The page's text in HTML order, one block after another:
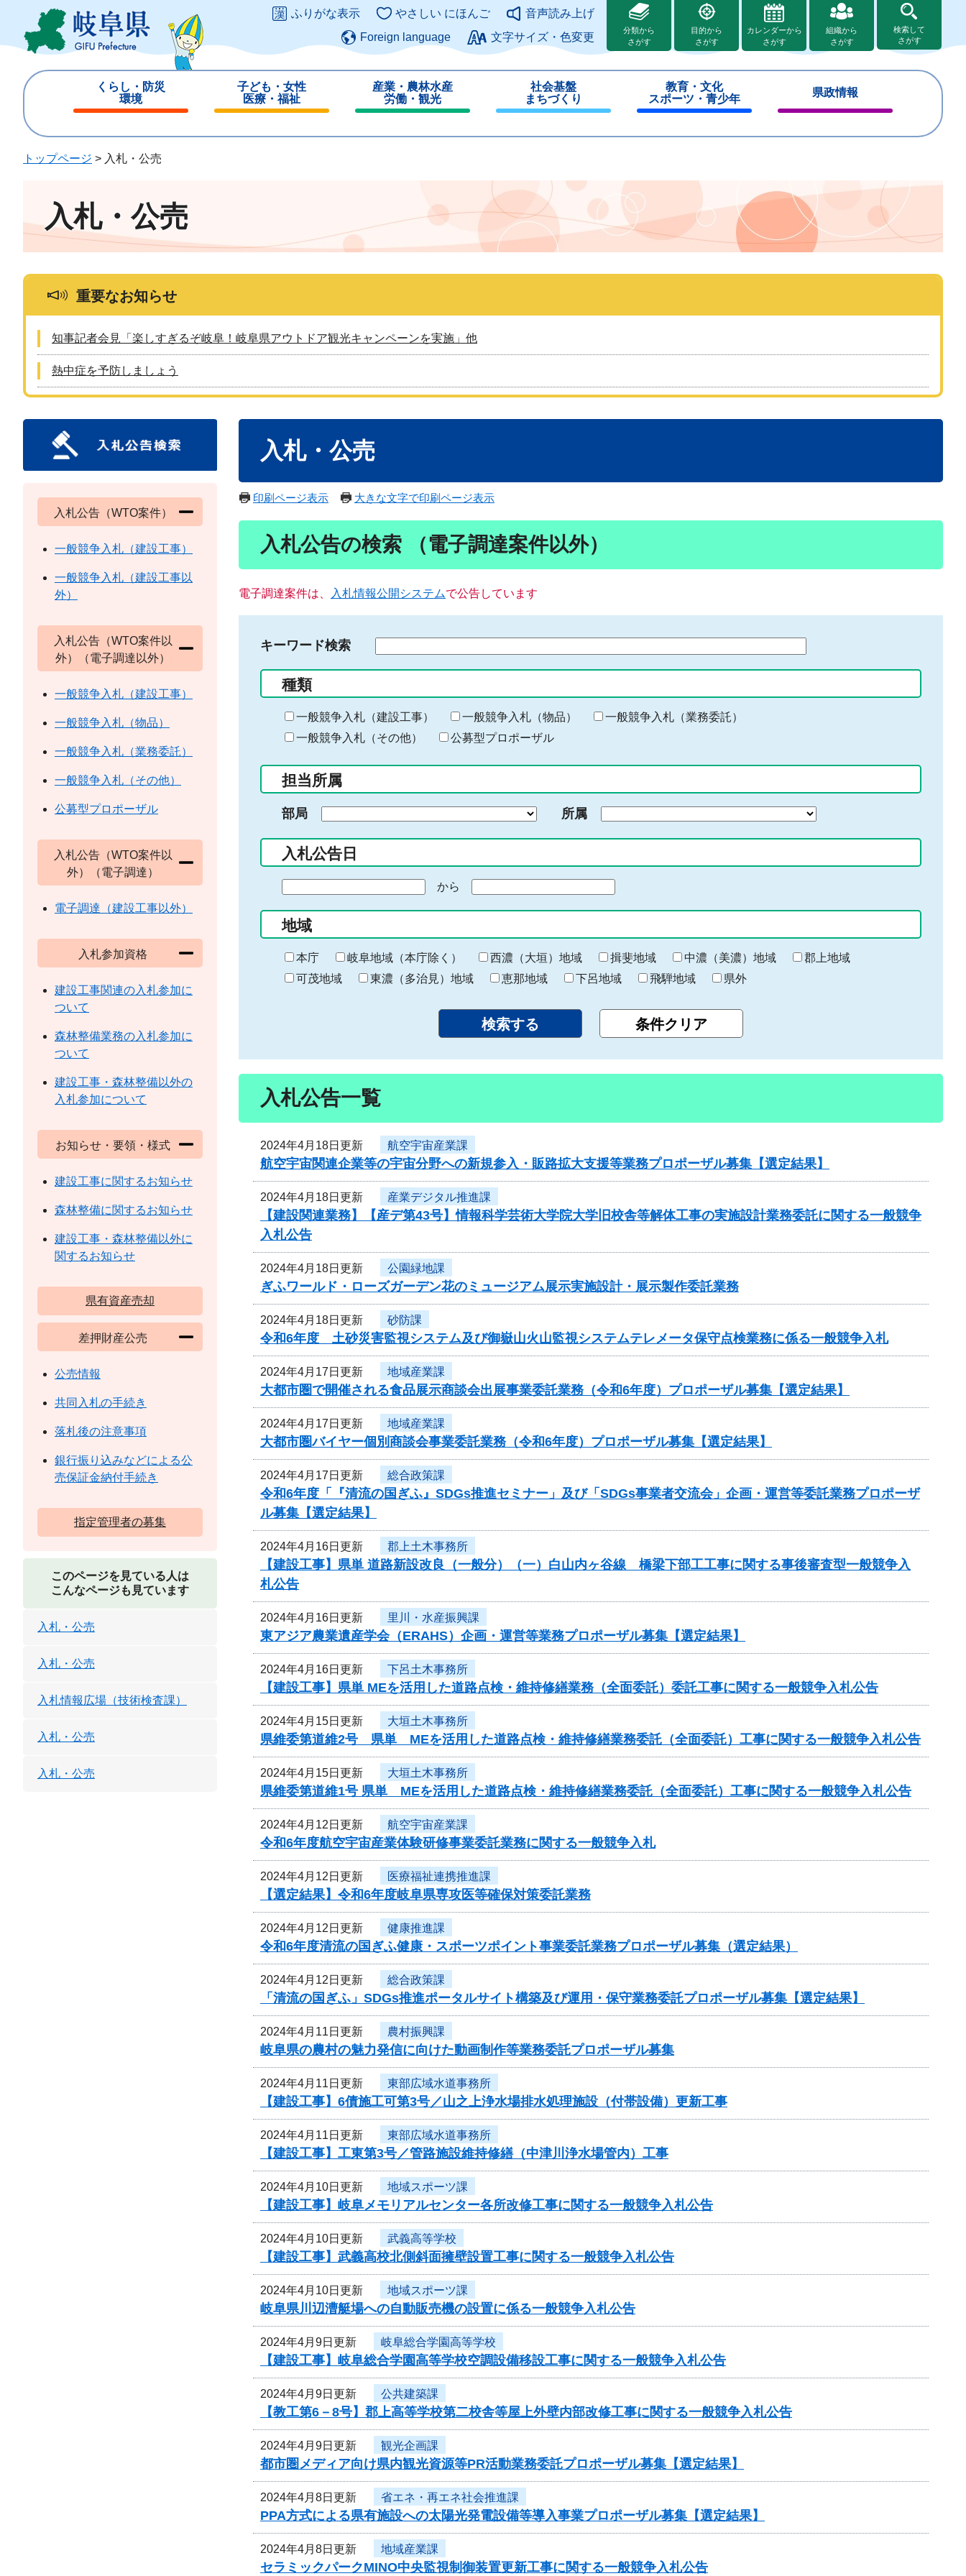
ジ
ュ
このページの本文へ
ふりがな表示 やさしい にほんご
音声読み上げ
Foreign language
文字サイズ・色変更
分類から
さがす
目的から
さがす
カレンダーから
さがす
組織から
さがす
検索して
さがす
くらし・防災
環境
じ
子ども・女性
医療・福祉
じ
産業・農林水産
労働・観光
じ
社会基盤
まちづくり
じ
教育・文化
スポーツ・青少年
じ
県政情報
じ
トップページ > 入札・公売
入札・公売
重要なお知らせ
知事記者会見「楽しすぎるぞ岐阜！岐阜県アウトドア観光キャンペーンを実施」他
熱中症を予防しましょう
入札・公売
印刷ページ表示 大きな文字で印刷ページ表示
入札公告の検索 （電子調達案件以外）
電子調達案件は、 入札情報公開システムで公告しています
キーワード検索
る
キ
ー
ー
入
力
種類
一般競争入札（建設工事） 一般競争入札（物品）
一般競争入札（業務委託）
一般競争入札（その他）
公募型プロポーザル
担当所属
部局 所属
入札公告日
の
始
ま
り
から
終
わ
り
地域
本庁 岐阜地域（本庁除く） 西濃（大垣）地域 揖斐地域 中濃（美濃）地域
郡上地域
可茂地域
東濃（多治見）地域 恵那地域 下呂地域 飛騨地域 県外
入札公告一覧
2024年4月18日更新 航空宇宙産業課
航空宇宙関連企業等の宇宙分野への新規参入・販路拡大支援等業務プロポーザル募集【選定結果】
2024年4月18日更新 産業デジタル推進課
【建設関連業務】【産デ第43号】情報科学芸術大学院大学旧校舎等解体工事の実施設計業務委託に関する一般競争
入札公告
2024年4月18日更新 公園緑地課
ぎふワールド・ローズガーデン花のミュージアム展示実施設計・展示製作委託業務
2024年4月18日更新 砂防課
令和6年度 土砂災害監視システム及び御嶽山火山監視システムテレメータ保守点検業務に係る一般競争入札
2024年4月17日更新 地域産業課
大都市圏で開催される食品展示商談会出展事業委託業務（令和6年度）プロポーザル募集【選定結果】
2024年4月17日更新 地域産業課
大都市圏バイヤー個別商談会事業委託業務（令和6年度）プロポーザル募集【選定結果】
2024年4月17日更新 総合政策課
令和6年度「『清流の国ぎふ』SDGs推進セミナー」及び「SDGs事業者交流会」企画・運営等委託業務プロポーザ
ル募集【選定結果】
2024年4月16日更新 郡上土木事務所
【建設工事】県単 道路新設改良（一般分）（一）白山内ヶ谷線 橋梁下部工工事に関する事後審査型一般競争入
札公告
2024年4月16日更新 里川・水産振興課
東アジア農業遺産学会（ERAHS）企画・運営等業務プロポーザル募集【選定結果】
2024年4月16日更新 下呂土木事務所
【建設工事】県単 MEを活用した道路点検・維持修繕業務（全面委託）委託工事に関する一般競争入札公告
2024年4月15日更新 大垣土木事務所
県維委第道維2号 県単 MEを活用した道路点検・維持修繕業務委託（全面委託）工事に関する一般競争入札公告
2024年4月15日更新 大垣土木事務所
県維委第道維1号 県単 MEを活用した道路点検・維持修繕業務委託（全面委託）工事に関する一般競争入札公告
2024年4月12日更新 航空宇宙産業課
令和6年度航空宇宙産業体験研修事業委託業務に関する一般競争入札
2024年4月12日更新 医療福祉連携推進課
【選定結果】令和6年度岐阜県専攻医等確保対策委託業務
2024年4月12日更新 健康推進課
令和6年度清流の国ぎふ健康・スポーツポイント事業委託業務プロポーザル募集（選定結果）
2024年4月12日更新 総合政策課
「清流の国ぎふ」SDGs推進ポータルサイト構築及び運用・保守業務委託プロポーザル募集【選定結果】
2024年4月11日更新 農村振興課
岐阜県の農村の魅力発信に向けた動画制作等業務委託プロポーザル募集
2024年4月11日更新 東部広域水道事務所
【建設工事】6債施工可第3号／山之上浄水場排水処理施設（付帯設備）更新工事
2024年4月11日更新 東部広域水道事務所
【建設工事】工東第3号／管路施設維持修繕（中津川浄水場管内）工事
2024年4月10日更新 地域スポーツ課
【建設工事】岐阜メモリアルセンター各所改修工事に関する一般競争入札公告
2024年4月10日更新 武義高等学校
【建設工事】武義高校北側斜面擁壁設置工事に関する一般競争入札公告
2024年4月10日更新 地域スポーツ課
岐阜県川辺漕艇場への自動販売機の設置に係る一般競争入札公告
2024年4月9日更新 岐阜総合学園高等学校
【建設工事】岐阜総合学園高等学校空調設備移設工事に関する一般競争入札公告
2024年4月9日更新 公共建築課
【教工第6－8号】郡上高等学校第二校舎等屋上外壁内部改修工事に関する一般競争入札公告
2024年4月9日更新 観光企画課
都市圏メディア向け県内観光資源等PR活動業務委託プロポーザル募集【選定結果】
2024年4月8日更新 省エネ・再エネ社会推進課
PPA方式による県有施設への太陽光発電設備等導入事業プロポーザル募集【選定結果】
2024年4月8日更新 地域産業課
セラミックパークMINO中央監視制御装置更新工事に関する一般競争入札公告
入札公告（WTO案件）
一般競争入札（建設工事）
一般競争入札（建設工事以
外）
入札公告（WTO案件以
外）（電子調達以外）
一般競争入札（建設工事）
一般競争入札（物品）
一般競争入札（業務委託）
一般競争入札（その他）
公募型プロポーザル
入札公告（WTO案件以
外）（電子調達）
電子調達（建設工事以外）
入札参加資格
建設工事関連の入札参加に
ついて
森林整備業務の入札参加に
ついて
建設工事・森林整備以外の
入札参加について
お知らせ・要領・様式
建設工事に関するお知らせ
森林整備に関するお知らせ
建設工事・森林整備以外に
関するお知らせ
県有資産売却
差押財産公売
公売情報
共同入札の手続き
落札後の注意事項
銀行振り込みなどによる公
売保証金納付手続き
指定管理者の募集
このページを見ている人は
こんなページも見ています
入札・公売
入札・公売
入札情報広場（技術検査課）
入札・公売
入札・公売